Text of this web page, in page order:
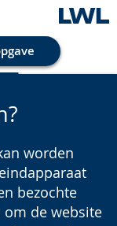
worden
bezochte
om de website